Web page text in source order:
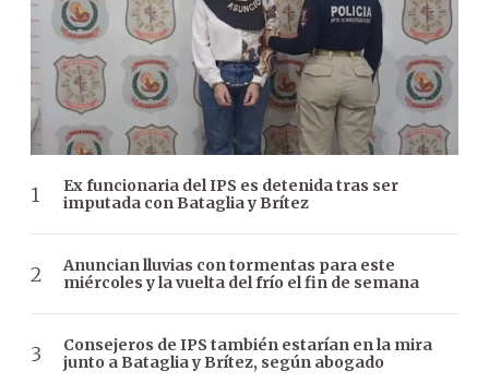
Ex funcionaria del IPS es detenida tras ser
imputada con Bataglia y Brítez
Anuncian lluvias con tormentas para este
miércoles y la vuelta del frío el fin de semana
Consejeros de IPS también estarían en la mira
junto a Bataglia y Brítez, según abogado